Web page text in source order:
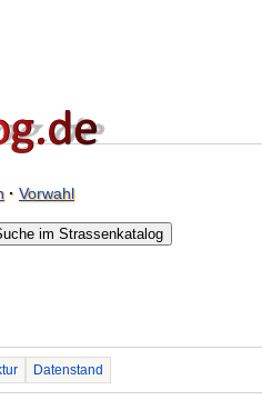
· Vorwahl
Datenstand